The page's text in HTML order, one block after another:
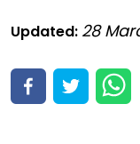
Updated: 28